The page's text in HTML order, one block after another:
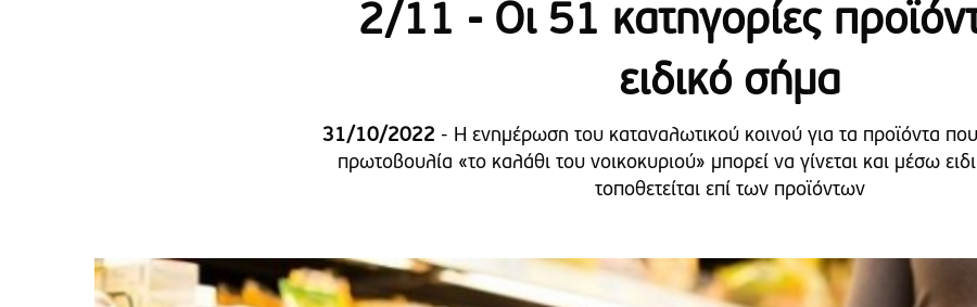
2/11 - Οι 51 κατηγορίες
ειδικό σήμα
31/10/2022 - Η ενημέρωση του καταναλωτικού κοινού για τα προϊόντα
πρωτοβουλία «το καλάθι του νοικοκυριού» μπορεί να γίνεται και μέσω
τοποθετείται επί των προϊόντων